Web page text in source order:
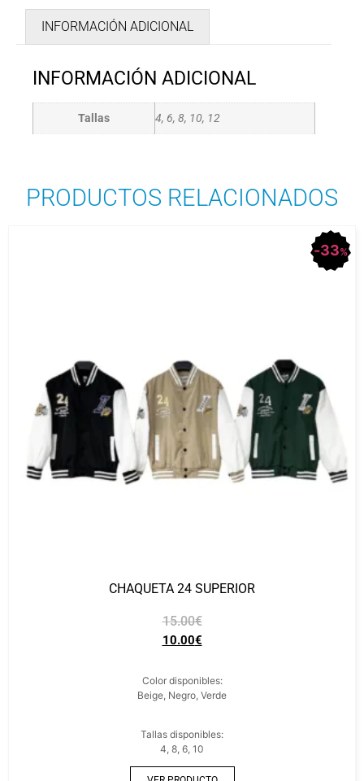
INFORMACIÓN ADICIONAL
INFORMACIÓN ADICIONAL
Tallas 4, 6, 8, 10, 12
PRODUCTOS RELACIONADOS
33%
CHAQUETA 24 SUPERIOR
15.00€
10.00€
Color disponibles:
Beige, Negro, Verde
Tallas disponibles:
4, 8, 6, 10